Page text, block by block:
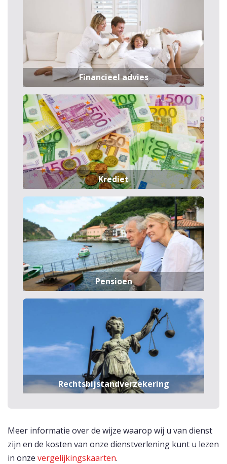
Financieel advies
Krediet
Pensioen
Rechtsbijstandverzekering
Meer informatie over de wijze waarop wij u van dienst
zijn en de kosten van onze dienstverlening kunt u lezen
in onze vergelijkingskaarten.